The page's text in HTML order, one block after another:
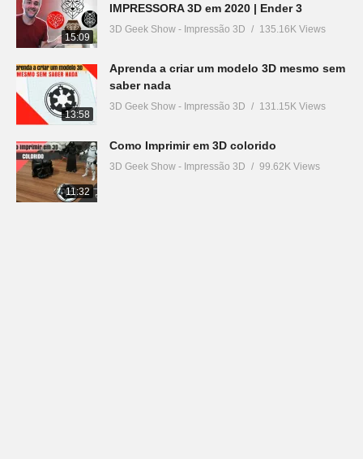
15:09
IMPRESSORA 3D em 2020 | Ender 3
3D Geek Show - Impressão 3D 135.16K Views
13:58
Aprenda a criar um modelo 3D mesmo sem
saber nada
3D Geek Show - Impressão 3D 131.15K Views
11:32
Como Imprimir em 3D colorido
3D Geek Show - Impressão 3D 99.62K Views